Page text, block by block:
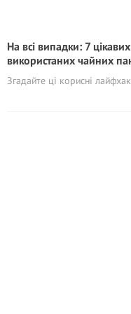
На всі випадки: 7
використаних чайних
Згадайте ці корисні